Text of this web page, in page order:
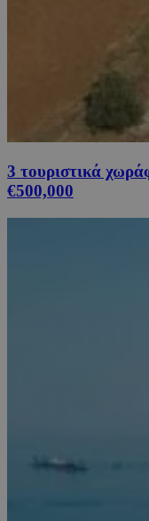
3 τουριστικά
€500,000